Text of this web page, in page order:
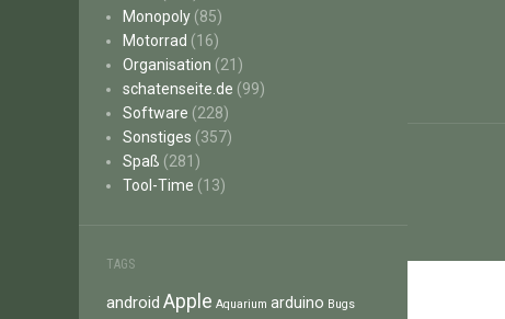
Monopoly (85)
Motorrad (16)
Organisation (21)
schatenseite.de (99)
Software (228)
Sonstiges (357)
Spaß (281)
Tool-Time (13)
TAGS
android Apple Aquarium arduino Bugs